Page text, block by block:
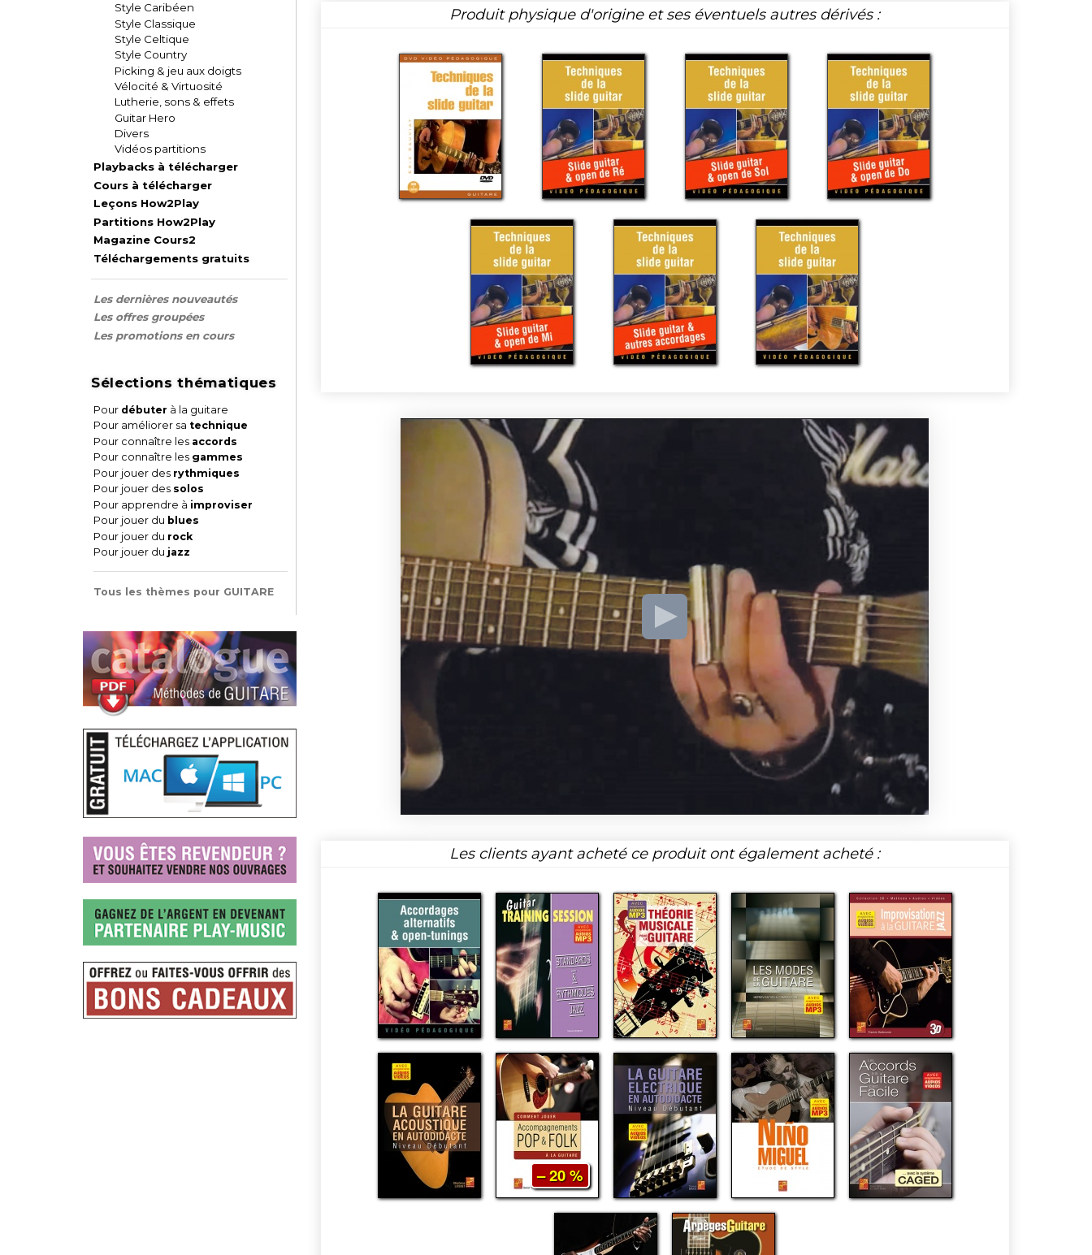
Style Caribéen
Style Classique
Style Celtique
Style Country
Picking & jeu aux doigts
Vélocité & Virtuosité
Lutherie, sons & effets
Guitar Hero
Divers
Vidéos partitions
Playbacks à télécharger
Cours à télécharger
Leçons How2Play
Partitions How2Play
Magazine Cours2
Téléchargements gratuits
Les dernières nouveautés
Les offres groupées
Les promotions en cours
Sélections thématiques
Pour débuter à la guitare
Pour améliorer sa technique
Pour connaître les accords
Pour connaître les gammes
Pour jouer des rythmiques
Pour jouer des solos
Pour apprendre à improviser
Pour jouer du blues
Pour jouer du rock
Pour jouer du jazz
Tous les thèmes pour GUITARE
Produit physique d'origine et ses éventuels autres dérivés :
Les clients ayant acheté ce produit ont également acheté :
– 20 %